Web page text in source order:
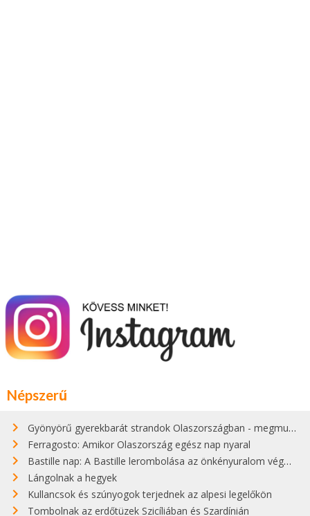
Népszerű
Gyönyörű gyerekbarát strandok Olaszországban - megmutatjuk a 15 legjobbat
Ferragosto: Amikor Olaszország egész nap nyaral
Bastille nap: A Bastille lerombolása az önkényuralom végét jelentette
Lángolnak a hegyek
Kullancsok és szúnyogok terjednek az alpesi legelőkön
Tombolnak az erdőtüzek Szicíliában és Szardínián